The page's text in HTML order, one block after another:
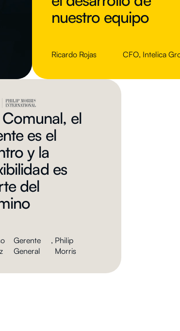
nuestro equipo
Ricardo Rojas CFO, Intelica
Comunal, el
es el
y la
es
del
⁠Gerente
General
, Philip
Morris